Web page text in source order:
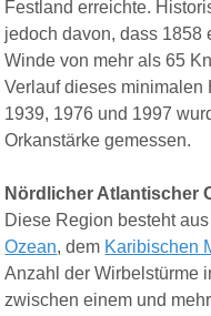
Festland erreichte.
jedoch davon, dass 1858
Winde von mehr als 65
Verlauf dieses minimalen
1939, 1976 und 1997
Orkanstärke gemessen.
Nördlicher Atlantischer
Diese Region besteht
Ozean, dem Karibischen
Anzahl der Wirbelstürme
zwischen einem und